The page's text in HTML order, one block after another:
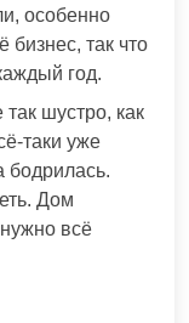
особенно
так что
год.
шустро, как
таки уже
бодрилась.
Дом
всё